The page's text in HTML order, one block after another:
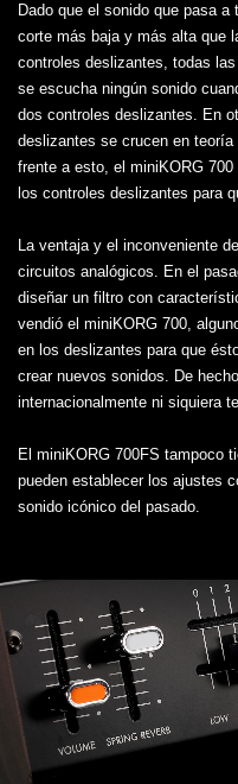
Dado que el sonido que pasa
corte más baja y más alta que
controles deslizantes, todas
se escucha ningún sonido
dos controles deslizantes. En
deslizantes se crucen en
frente a esto, el miniKORG
los controles deslizantes para
La ventaja y el inconveniente
circuitos analógicos. En el
diseñar un filtro con
vendió el miniKORG 700,
en los deslizantes para que
crear nuevos sonidos. De
internacionalmente ni siquiera
El miniKORG 700FS tampoco
pueden establecer los ajustes
sonido icónico del pasado.